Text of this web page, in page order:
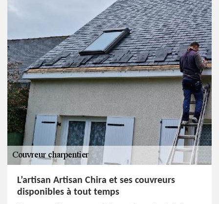
L’artisan Artisan Chira et ses couvreurs
disponibles à tout temps